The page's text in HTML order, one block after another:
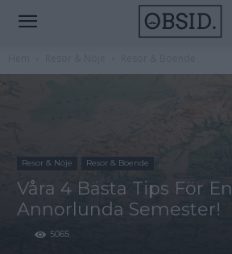
Resor & Nöje Resor & Boende
Våra 4 Bästa Tips För En
Annorlunda Semester!
5065